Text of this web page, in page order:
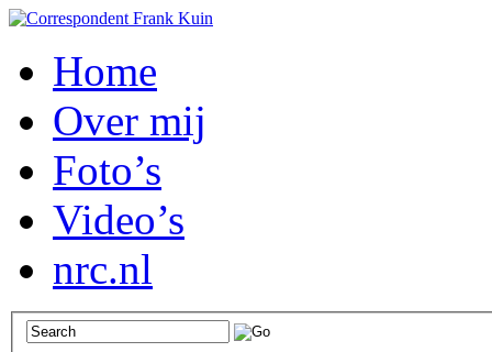
Home
Over mij
Foto’s
Video’s
nrc.nl